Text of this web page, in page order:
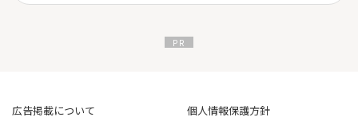
広告掲載について
個人情報保護方針